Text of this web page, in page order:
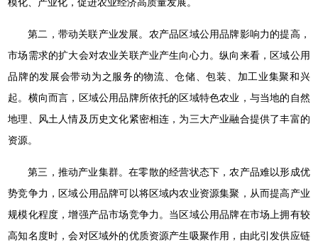
模化、产业化，促进农业经济高质量发展。
第二，带动关联产业发展。农产品区域公用品牌影响力的提高，
市场需求的扩大会对农业关联产业产生向心力。纵向来看，区域公用
品牌的发展会带动为之服务的物流、仓储、包装、加工业集聚和兴
起。横向而言，区域公用品牌所依托的区域特色农业，与当地的自然
地理、风土人情及历史文化紧密相连，为三大产业融合提供了丰富的
资源。
第三，推动产业集群。在零散的经营状态下，农产品难以形成优
势竞争力，区域公用品牌可以将区域内农业资源集聚，从而提高产业
规模化程度，增强产品市场竞争力。当区域公用品牌在市场上拥有较
高知名度时，会对区域外的优质资源产生吸聚作用，由此引发供应链